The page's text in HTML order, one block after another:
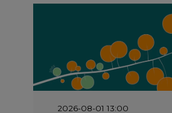
2026-08-01 13:00